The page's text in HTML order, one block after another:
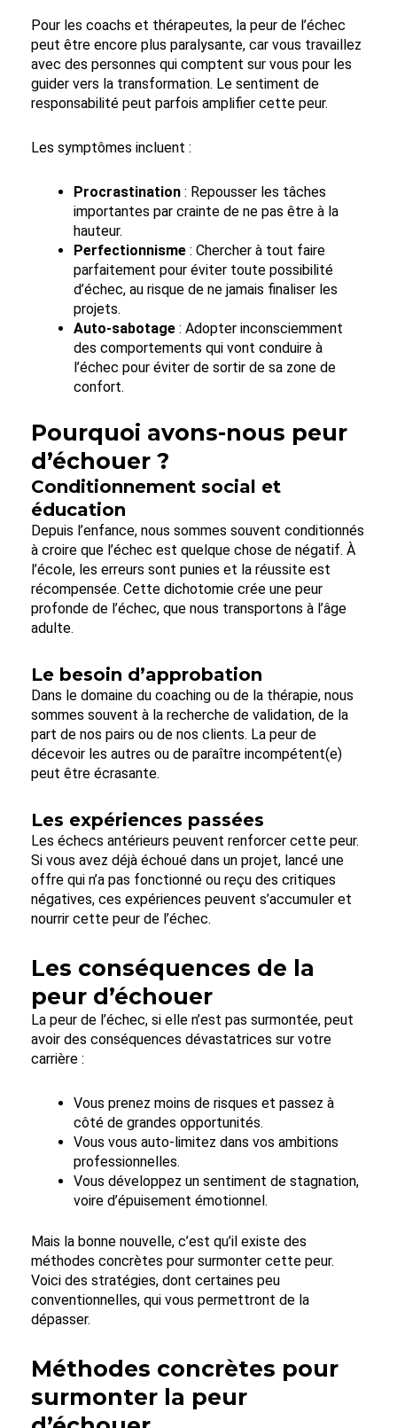
Pour les coachs et thérapeutes, la peur de l’échec
peut être encore plus paralysante, car vous travaillez
avec des personnes qui comptent sur vous pour les
guider vers la transformation. Le sentiment de
responsabilité peut parfois amplifier cette peur.
Les symptômes incluent :
Procrastination : Repousser les tâches
importantes par crainte de ne pas être à la
hauteur.
Perfectionnisme : Chercher à tout faire
parfaitement pour éviter toute possibilité
d’échec, au risque de ne jamais finaliser les
projets.
Auto-sabotage : Adopter inconsciemment
des comportements qui vont conduire à
l’échec pour éviter de sortir de sa zone de
confort.
Pourquoi avons-nous peur
d’échouer ?
Conditionnement social et
éducation
Depuis l’enfance, nous sommes souvent conditionnés
à croire que l’échec est quelque chose de négatif. À
l’école, les erreurs sont punies et la réussite est
récompensée. Cette dichotomie crée une peur
profonde de l’échec, que nous transportons à l’âge
adulte.
Le besoin d’approbation
Dans le domaine du coaching ou de la thérapie, nous
sommes souvent à la recherche de validation, de la
part de nos pairs ou de nos clients. La peur de
décevoir les autres ou de paraître incompétent(e)
peut être écrasante.
Les expériences passées
Les échecs antérieurs peuvent renforcer cette peur.
Si vous avez déjà échoué dans un projet, lancé une
offre qui n’a pas fonctionné ou reçu des critiques
négatives, ces expériences peuvent s’accumuler et
nourrir cette peur de l’échec.
Les conséquences de la
peur d’échouer
La peur de l’échec, si elle n’est pas surmontée, peut
avoir des conséquences dévastatrices sur votre
carrière :
Vous prenez moins de risques et passez à
côté de grandes opportunités.
Vous vous auto-limitez dans vos ambitions
professionnelles.
Vous développez un sentiment de stagnation,
voire d’épuisement émotionnel.
Mais la bonne nouvelle, c’est qu’il existe des
méthodes concrètes pour surmonter cette peur.
Voici des stratégies, dont certaines peu
conventionnelles, qui vous permettront de la
dépasser.
Méthodes concrètes pour
surmonter la peur